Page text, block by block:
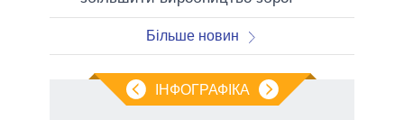
Більше новин
ІНФОГРАФІКА